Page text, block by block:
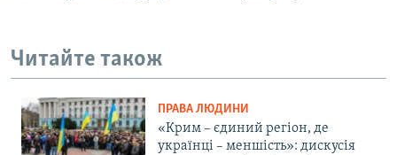
Читайте також
ПРАВА ЛЮДИНИ
«Крим – єдиний регіон, де
українці – меншість»: дискусія